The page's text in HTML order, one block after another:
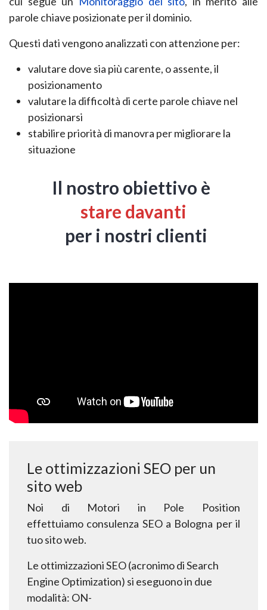
parole chiave posizionate per il dominio.
Questi dati vengono analizzati con attenzione per:
valutare dove sia più carente, o assente, il
posizionamento
valutare la difficoltà di certe parole chiave nel
posizionarsi
stabilire priorità di manovra per migliorare la
situazione
Il nostro obiettivo è
stare davanti
per i nostri clienti
Le ottimizzazioni SEO per un
sito web
Noi di Motori in Pole Position
effettuiamo consulenza SEO a Bologna per il
tuo sito web.
Le ottimizzazioni SEO (acronimo di Search
Engine Optimization) si eseguono in due
modalità: ON-